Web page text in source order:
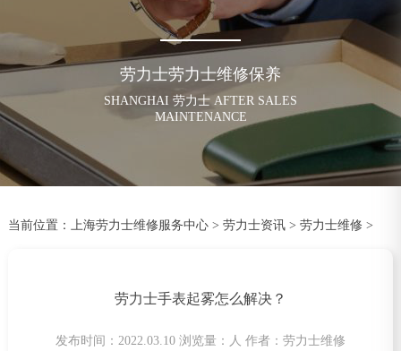
劳力士劳力士维修保养
SHANGHAI 劳力士 AFTER SALES
MAINTENANCE
当前位置： 上海劳力士维修服务中心> 劳力士资讯> 劳力士维修 >
劳力士手表起雾怎么解决？
发布时间：2022.03.10 浏览量： 人 作者：劳力士维修